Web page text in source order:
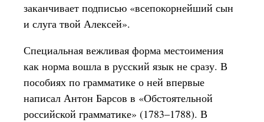
заканчивает подписью «всепокорнейший сын
и слуга твой Алексей».
Специальная вежливая форма местоимения
как норма вошла в русский язык не сразу. В
пособиях по грамматике о ней впервые
написал Антон Барсов в «Обстоятельной
российской грамматике» (1783–1788). В